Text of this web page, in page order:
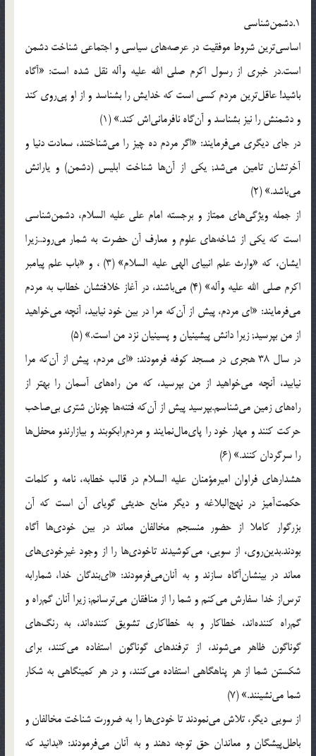
1.دشمن‌شناسی
اساسی‌ترین شروط موفقیت در عرصه‌های سیاسی و اجتماعی شناخت دشمن
است.در خبری از رسول اكرم صلی الله علیه وآله نقل شده است: «آگاه
باشید! عاقل‌ترین مردم كسی است كه خدایش را بشناسد و از او پی‌روی كند
و دشمنش را نیز بشناسد و آن‌گاه نافرمانی‌اش كند.» (1)
در جای دیگری می‌فرمایند: «اگر مردم ده چیز را می‌شناختند، سعادت دنیا و
آخرتشان تامین می‌شد; یكی از آن‌ها شناخت ابلیس (دشمن) و یارانش
می‌باشد.» (2)
از جمله ویژگی‌های ممتاز و برجسته امام علی علیه السلام، دشمن‌شناسی
است كه یكی از شاخه‌های علوم و معارف آن حضرت به شمار می‌رود..زیرا
ایشان، كه «وارث علم انبیای الهی علیه السلام‌» (3) ، و «باب علم پیامبر
اكرم صلی الله علیه وآله‌» (4) می‌باشند، در آغاز خلافتشان خطاب به مردم
می‌فرمایند: «ای مردم، پیش از آن‌كه مرا در بین خود نیابید، آنچه می‌خواهید
از من بپرسید; زیرا دانش پیشینیان و پسینیان نزد من است.» (5)
در سال 38 هجری در مسجد كوفه فرمودند: «ای مردم، پیش از آن‌كه مرا
نیابید، آنچه می‌خواهید از من بپرسید، كه من راه‌های آسمان را بهتر از
راه‌های زمین می‌شناسم.بپرسید پیش از آن‌كه فتنه‌ها چونان شتری بی‌صاحب
حركت كنند و مهار خود را پای‌مال‌نمایند و مردم‌رابكوبند و بیازارندو محفل‌ها
را سرگردان كنند.» (6)
هشدارهای فراوان امیرمؤمنان علیه السلام در قالب خطابه، نامه و كلمات
حكمت‌آمیز در نهج‌البلاغه و دیگر منابع حدیثی گویای آن است كه آن
بزرگوار كاملا از حضور منسجم مخالفان معاند در بین خودی‌ها آگاه
بودند.بدین‌روی، از سویی، می‌كوشیدند تاخودی‌ها را از وجود غیرخودی‌های
معاند در بینشان‌آگاه سازند و به آنان‌می‌فرمودند: «ای‌بندگان خدا، شمارابه
ترس‌از خدا سفارش می‌كنم و شما را از منافقان می‌ترسانم; زیرا آنان گم‌راه و
گم‌راه كننده‌اند، خطاكار و به خطاكاری تشویق كننده‌اند، به رنگ‌های
گوناگون ظاهر می‌شوند، از ترفندهای گوناگون استفاده می‌كنند، برای
شكستن شما از هر پناهگاهی استفاده می‌كنند، و در هر كمینگاهی به شكار
شما می‌نشینند.» (7)
از سویی دیگر، تلاش می‌نمودند تا خودی‌ها را به ضرورت شناخت مخالفان و
باطل‌پیشگان و معاندان حق توجه دهند و به آنان می‌فرمودند: «بدانید كه